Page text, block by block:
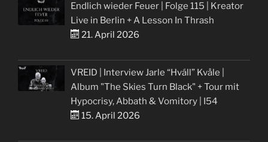
Endlich wieder Feuer | Folge 115 | Kreator
Live in Berlin + A Lesson In Thrash
21. April 2026
VREID | Interview Jarle “Hváll” Kvåle |
Album "The Skies Turn Black" + Tour mit
Hypocrisy, Abbath & Vomitory | I54
15. April 2026